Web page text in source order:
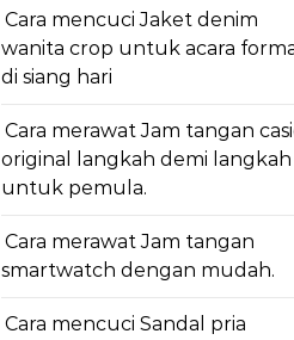
Cara mencuci Jaket denim
wanita crop untuk acara
di siang hari
Cara merawat Jam tangan
original langkah demi langkah
untuk pemula.
Cara merawat Jam tangan
smartwatch dengan mudah.
Cara mencuci Sandal pria